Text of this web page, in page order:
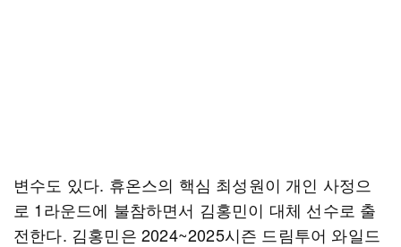
변수도 있다. 휴온스의 핵심 최성원이 개인 사정으
로 1라운드에 불참하면서 김홍민이 대체 선수로 출
전한다. 김홍민은 2024~2025시즌 드림투어 와일드